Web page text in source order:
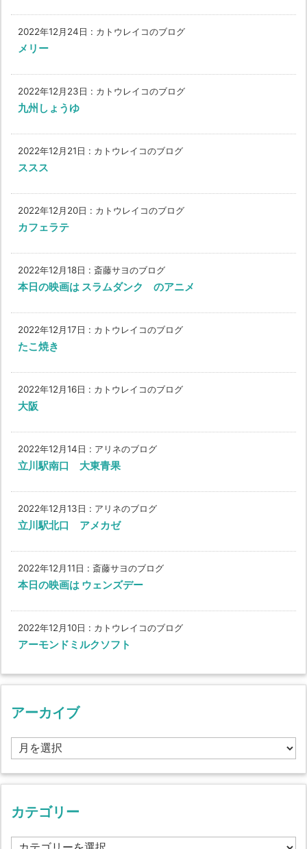
2022年12月24日 : カトウレイコのブログ
メリー
2022年12月23日 : カトウレイコのブログ
九州しょうゆ
2022年12月21日 : カトウレイコのブログ
ススス
2022年12月20日 : カトウレイコのブログ
カフェラテ
2022年12月18日 : 斎藤サヨのブログ
本日の映画は スラムダンク のアニメ
2022年12月17日 : カトウレイコのブログ
たこ焼き
2022年12月16日 : カトウレイコのブログ
大阪
2022年12月14日 : アリネのブログ
立川駅南口 大東青果
2022年12月13日 : アリネのブログ
立川駅北口 アメカゼ
2022年12月11日 : 斎藤サヨのブログ
本日の映画は ウェンズデー
2022年12月10日 : カトウレイコのブログ
アーモンドミルクソフト
アーカイブ
ア
ー
カ
イ
カテゴリー
カ